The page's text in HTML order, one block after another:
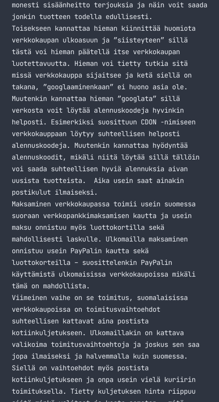
monesti sisäänheitto terjouksia ja näin voit saada
jonkin tuotteen todella edullisesti.
Toisekseen kannattaa hieman kiinnittää huomiota
verkkokaupan ulkoasuun ja ”siisteyteen” sillä
tästä voi hieman päätellä itse verkkokaupan
luotettavuutta. Hieman voi tietty tutkia sitä
missä verkkokauppa sijaitsee ja ketä siellä on
takana, ”googlaaminenkaan” ei huono asia ole.
Muutenkin kannattaa hieman ”googlata” sillä
verkosta voit löytää alennuskoodeja hyvinkin
helposti. Esimerkiksi suosittuun CDON -nimiseen
verkkokauppaan löytyy suhteellisen helposti
alennuskoodeja. Muutenkin kannattaa hyödyntää
alennuskoodit, mikäli niitä löytää sillä tällöin
voi saada suhteellisen hyviä alennuksia aivan
uusista tuotteista. Aika usein saat ainakin
postikulut ilmaiseksi.
Maksaminen verkkokaupassa toimii usein suomessa
suoraan verkkopankkimaksamisen kautta ja usein
maksu onnistuu myös luottokortilla sekä
mahdollisesti laskulle. Ulkomailla maksaminen
onnistuu usein PayPalin kautta sekä
luottokorteilla – suosittelenkin PayPalin
käyttämistä ulkomaisissa verkkokaupoissa mikäli
tämä on mahdollista.
Viimeinen vaihe on se toimitus, suomalaisissa
verkkokaupoissa on toimitusvaihtoehdot
suhteellisen kattavat aina postista
kotiinkuljetukseen. Ulkomaillakin on kattava
valikoima toimitusvaihtoehtoja ja joskus sen saa
jopa ilmaiseksi ja halvemmalla kuin suomessa.
Siellä on vaihtoehdot myös postista
kotiinkuljetukseen ja onpa usein vielä kuriirin
toimituksella. Tietty kuljetuksen hinta riippuu